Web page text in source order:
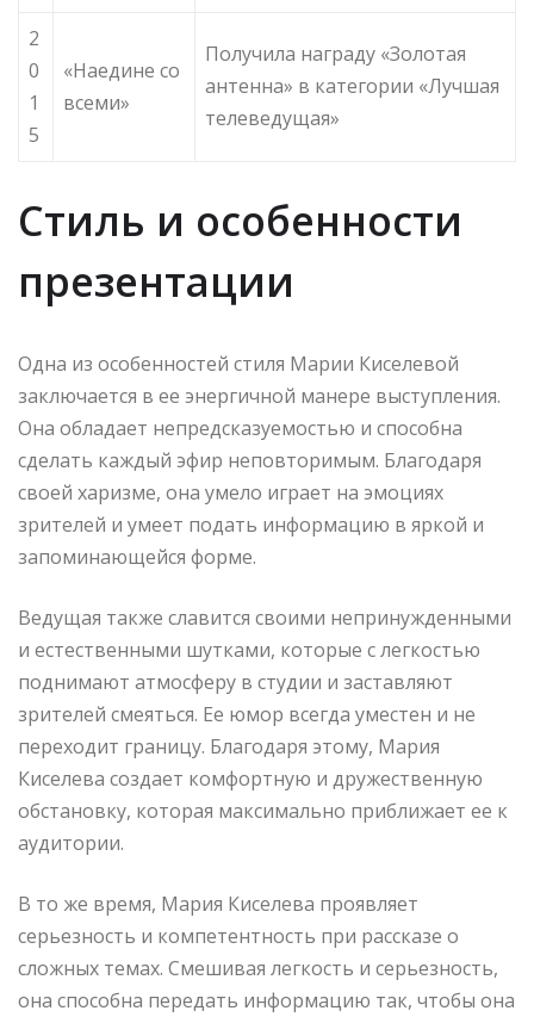
2
0
1
5
«Наедине со
всеми»
Получила награду «Золотая
антенна» в категории «Лучшая
телеведущая»
Стиль и особенности
презентации
Одна из особенностей стиля Марии Киселевой
заключается в ее энергичной манере выступления.
Она обладает непредсказуемостью и способна
сделать каждый эфир неповторимым. Благодаря
своей харизме, она умело играет на эмоциях
зрителей и умеет подать информацию в яркой и
запоминающейся форме.
Ведущая также славится своими непринужденными
и естественными шутками, которые с легкостью
поднимают атмосферу в студии и заставляют
зрителей смеяться. Ее юмор всегда уместен и не
переходит границу. Благодаря этому, Мария
Киселева создает комфортную и дружественную
обстановку, которая максимально приближает ее к
аудитории.
В то же время, Мария Киселева проявляет
серьезность и компетентность при рассказе о
сложных темах. Смешивая легкость и серьезность,
она способна передать информацию так, чтобы она